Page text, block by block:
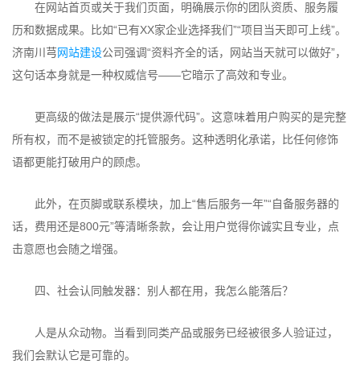
在网站首页或关于我们页面，明确展示你的团队资质、服务履
历和数据成果。比如“已有XX家企业选择我们”“项目当天即可上线”。
济南川芎网站建设公司强调“资料齐全的话，网站当天就可以做好”，
这句话本身就是一种权威信号——它暗示了高效和专业。
更高级的做法是展示“提供源代码”。这意味着用户购买的是完整
所有权，而不是被锁定的托管服务。这种透明化承诺，比任何修饰
语都更能打破用户的顾虑。
此外，在页脚或联系模块，加上“售后服务一年”“自备服务器的
话，费用还是800元”等清晰条款，会让用户觉得你诚实且专业，点
击意愿也会随之增强。
四、社会认同触发器：别人都在用，我怎么能落后？
人是从众动物。当看到同类产品或服务已经被很多人验证过，
我们会默认它是可靠的。